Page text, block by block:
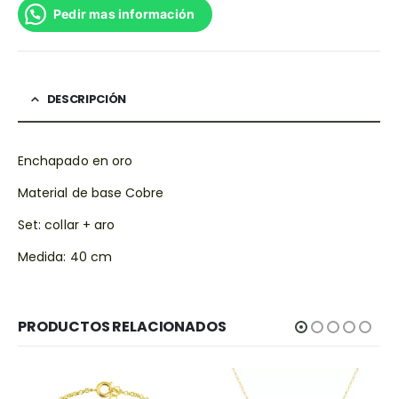
Pedir mas información
DESCRIPCIÓN
Enchapado en oro
Material de base Cobre
Set: collar + aro
Medida: 40 cm
PRODUCTOS RELACIONADOS